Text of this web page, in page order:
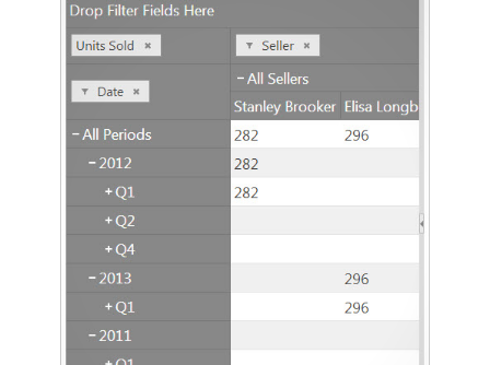
無料トライアル
お問い合わせ